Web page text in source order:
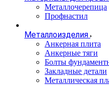
Металлочерепица
Профнастил
Металлоизделия
Анкерная плита
Анкерные тяги
Болты
Закладные детали
Металлическая